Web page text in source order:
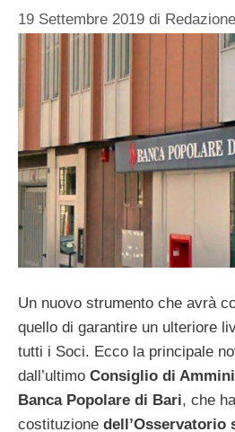
19 Settembre 2019 di Redazione
Un nuovo strumento che avrà
quello di garantire un ulteriore
tutti i Soci. Ecco la principale
dall’ultimo Consiglio di
Banca Popolare di Bari, che
costituzione dell’Osservatorio